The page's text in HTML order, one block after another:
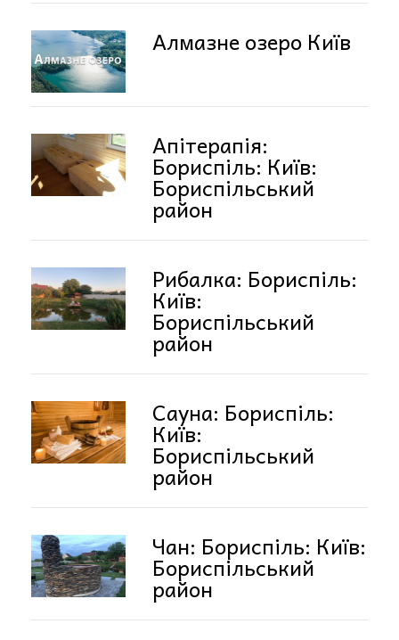
Алмазне озеро Київ
Апітерапія:
Бориспіль: Київ:
Бориспільський
район
Рибалка: Бориспіль:
Київ:
Бориспільський
район
Сауна: Бориспіль:
Київ:
Бориспільський
район
Чан: Бориспіль: Київ:
Бориспільський
район